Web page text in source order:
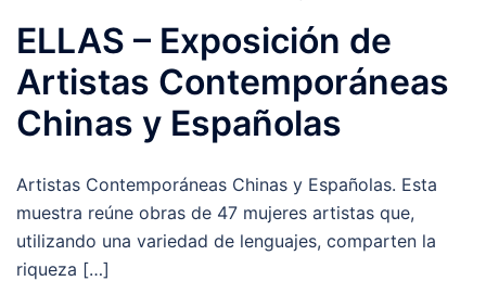
ELLAS – Exposición de
Artistas Contemporáneas
Chinas y Españolas
Artistas Contemporáneas Chinas y Españolas. Esta
muestra reúne obras de 47 mujeres artistas que,
utilizando una variedad de lenguajes, comparten la
riqueza […]